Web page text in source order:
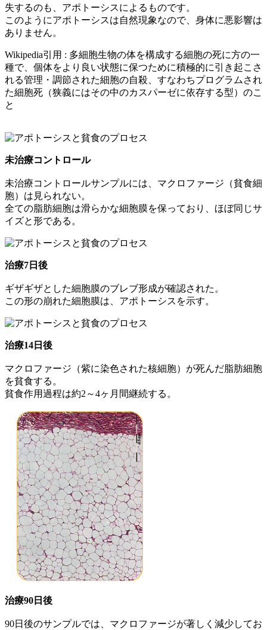
失するのも、アポトーシスによるものです。
このようにアポトーシスは自然現象なので、身体に悪影響は
ありません。
Wikipedia引用 : 多細胞生物の体を構成する細胞の死に方の一
種で、個体をより良い状態に保つために積極的に引き起こさ
れる管理・調節された細胞の自殺、すなわちプログラムされ
た細胞死（狭義にはその中のカスパーゼに依存する型）のこ
と
未治療コントロール
未治療コントロールサンプルには、マクロファージ（貧食細
胞）は見られない。
全ての脂肪細胞は滑らかな細胞膜を保っており、ほぼ同じサ
イズと形である。
治療7日後
ギザギザとした細胞膜のブレブ形成が確認された。
この形の崩れた細胞膜は、アポトーシスを示す。
治療14日後
マクロファージ（紫に染色された核細胞）が死んだ脂肪細胞
を貧食する。
貧食作用過程は約2～4ヶ月間継続する。
治療90日後
90日後のサンプルでは、マクロファージが著しく減少してお